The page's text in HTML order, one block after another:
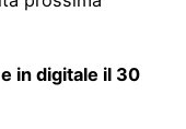
in digitale il 30